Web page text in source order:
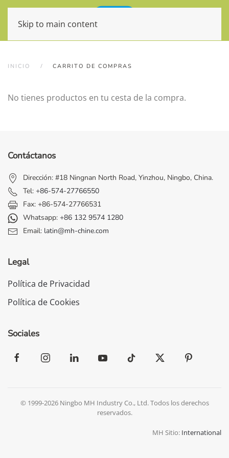
Skip to main content
INICIO CARRITO DE COMPRAS
No tienes productos en tu cesta de la compra.
Contáctanos
Dirección: #18 Ningnan North Road, Yinzhou, Ningbo, China.
Tel: +86-574-27766550
Fax: +86-574-27766531
Whatsapp: +86 132 9574 1280
Email: latin@mh-chine.com
Legal
Política de Privacidad
Política de Cookies
Sociales
© 1999-2026 Ningbo MH Industry Co., Ltd. Todos los derechos
reservados.
MH Sitio: International